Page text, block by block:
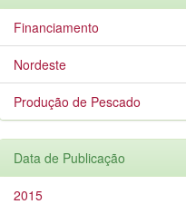
Financiamento
Nordeste
Produção de Pescado
Data de Publicação
2015